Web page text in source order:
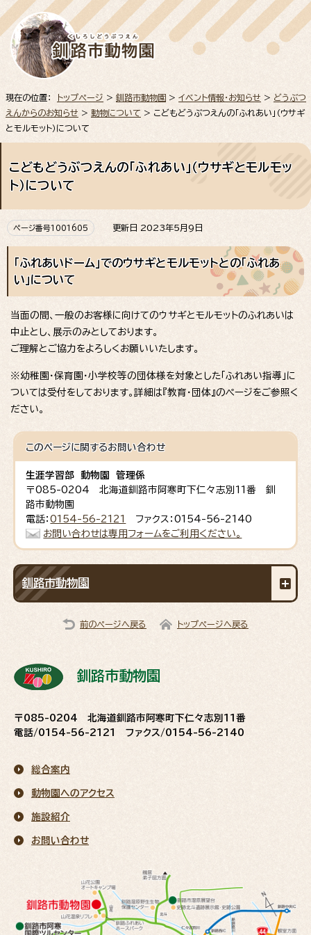
現在の位置： トップページ > 釧路市動物園 > イベント情報・お知らせ > どうぶつ
えんからのお知らせ > 動物について > こどもどうぶつえんの「ふれあい」（ウサギ
とモルモット）について
こどもどうぶつえんの「ふれあい」（ウサギとモルモッ
ト）について
ページ番号1001605 更新日 2023年5月9日
「ふれあいドーム」でのウサギとモルモットとの「ふれあ
い」について
当面の間、一般のお客様に向けてのウサギとモルモットのふれあいは
中止とし、展示のみとしております。
ご理解とご協力をよろしくお願いいたします。
※幼稚園・保育園・小学校等の団体様を対象とした「ふれあい指導」に
ついては受付をしております。詳細は『教育・団体』のページをご参照く
ださい。
このページに関するお問い合わせ
生涯学習部 動物園 管理係
〒085-0204 北海道釧路市阿寒町下仁々志別11番 釧
路市動物園
電話：0154-56-2121
ファクス：0154-56-2140
お問い合わせは専用フォームをご利用ください。
釧路市動物園
前のページへ戻る トップページへ戻る
釧路市動物園
〒085-0204 北海道釧路市阿寒町下仁々志別11番
電話/0154-56-2121 ファクス/0154-56-2140
総合案内
動物園へのアクセス
施設紹介
お問い合わせ